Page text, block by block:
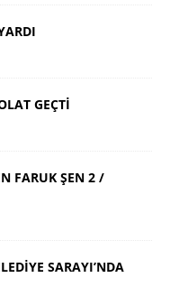
GEÇTİ
FARUK ŞEN 2 /
SARAYI’NDA